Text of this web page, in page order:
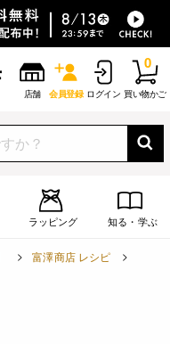
店舗 会員登録 ログイン 買い物かご
0
ラッピング 知る・学ぶ
富澤商店 レシピ